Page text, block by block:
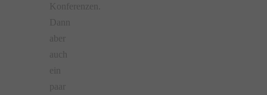
Konferenzen.
Dann
aber
auch
ein
paar